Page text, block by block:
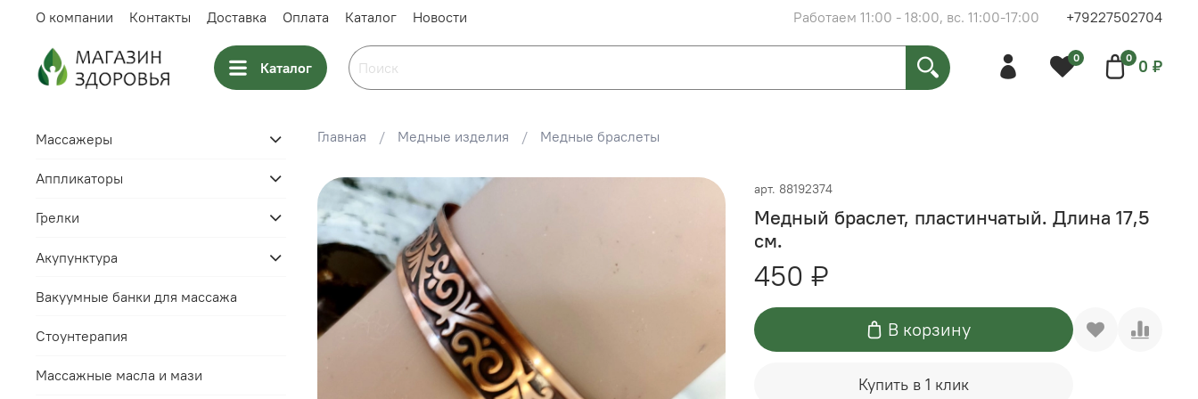
О компании Контакты Доставка Оплата Каталог Новости Работаем 11:00 - 18:00, вс. 11:00-17:00 +79227502704
Каталог
0 0 0 ₽
Главная Медные изделия Медные браслеты
арт. 88192374
Медный браслет, пластинчатый. Длина 17,5
см.
450 ₽
В корзину
Купить в 1 клик
Массажеры
Аппликаторы
Грелки
Акупунктура
Вакуумные банки для массажа
Стоунтерапия
Массажные масла и мази